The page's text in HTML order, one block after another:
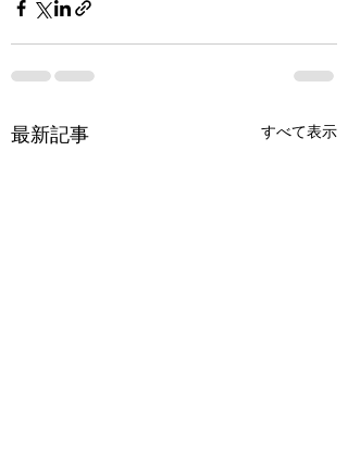
最新記事 すべて表示